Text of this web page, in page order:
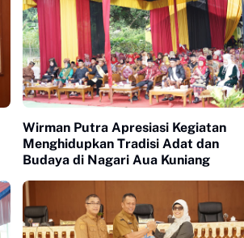
Wirman Putra Apresiasi Kegiatan
Menghidupkan Tradisi Adat dan
Budaya di Nagari Aua Kuniang